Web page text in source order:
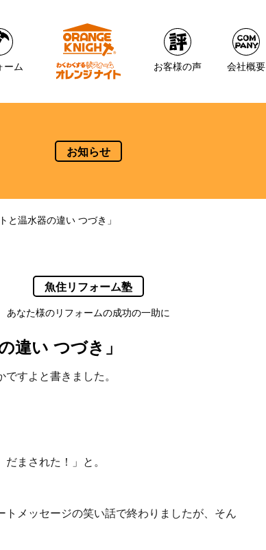
ーム お客様の声 会社概要
お知らせ
と温水器の違い つづき」
魚住リフォーム塾
あなた様のリフォームの成功の一助に
違い つづき」
すよと書きました。
まされた！」と。
トメッセージの笑い話で終わりましたが、そん